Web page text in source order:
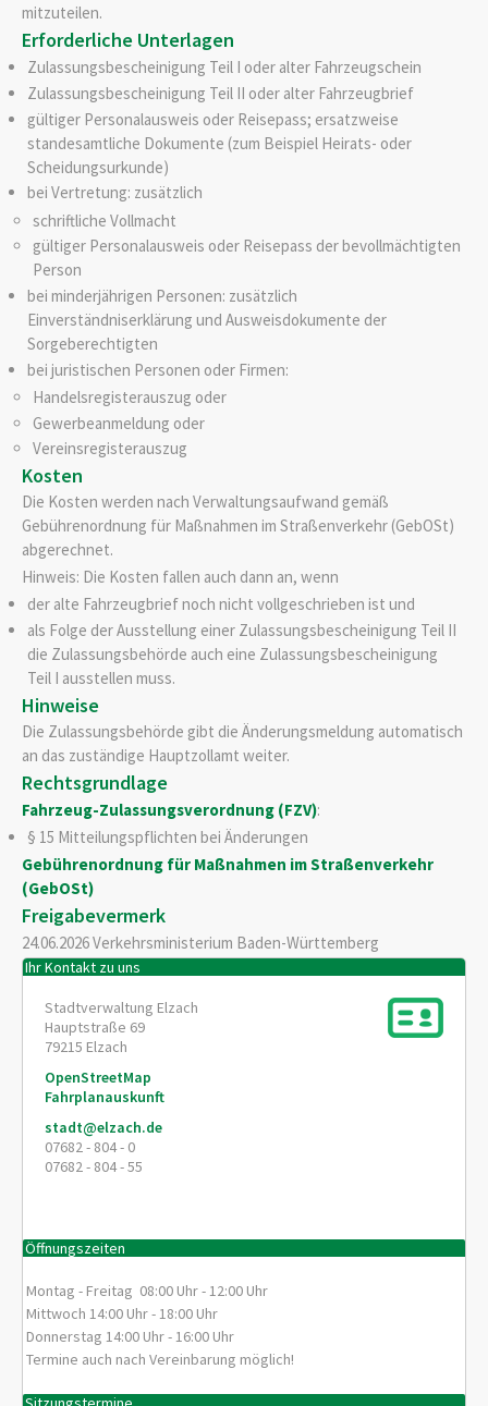
mitzuteilen.
Erforderliche Unterlagen
Zulassungsbescheinigung Teil I oder alter Fahrzeugschein
Zulassungsbescheinigung Teil II oder alter Fahrzeugbrief
gültiger Personalausweis oder Reisepass; ersatzweise
standesamtliche Dokumente (zum Beispiel Heirats- oder
Scheidungsurkunde)
bei Vertretung: zusätzlich
schriftliche Vollmacht
gültiger Personalausweis oder Reisepass der bevollmächtigten
Person
bei minderjährigen Personen: zusätzlich
Einverständniserklärung und Ausweisdokumente der
Sorgeberechtigten
bei juristischen Personen oder Firmen:
Handelsregisterauszug oder
Gewerbeanmeldung oder
Vereinsregisterauszug
Kosten
Die Kosten werden nach Verwaltungsaufwand gemäß
Gebührenordnung für Maßnahmen im Straßenverkehr (GebOSt)
abgerechnet.
Hinweis: Die Kosten fallen auch dann an, wenn
der alte Fahrzeugbrief noch nicht vollgeschrieben ist und
als Folge der Ausstellung einer Zulassungsbescheinigung Teil II
die Zulassungsbehörde auch eine Zulassungsbescheinigung
Teil I ausstellen muss.
Hinweise
Die Zulassungsbehörde gibt die Änderungsmeldung automatisch
an das zuständige Hauptzollamt weiter.
Rechtsgrundlage
Fahrzeug-Zulassungsverordnung (FZV):
§ 15 Mitteilungspflichten bei Änderungen
Gebührenordnung für Maßnahmen im Straßenverkehr
(GebOSt)
Freigabevermerk
24.06.2026 Verkehrsministerium Baden-Württemberg
Ihr Kontakt zu uns
Stadtverwaltung Elzach
Hauptstraße 69
79215 Elzach
OpenStreetMap
Fahrplanauskunft
stadt@elzach.de
07682 - 804 - 0
07682 - 804 - 55
Öffnungszeiten
Montag - Freitag 08:00 Uhr - 12:00 Uhr
Mittwoch 14:00 Uhr - 18:00 Uhr
Donnerstag 14:00 Uhr - 16:00 Uhr
Termine auch nach Vereinbarung möglich!